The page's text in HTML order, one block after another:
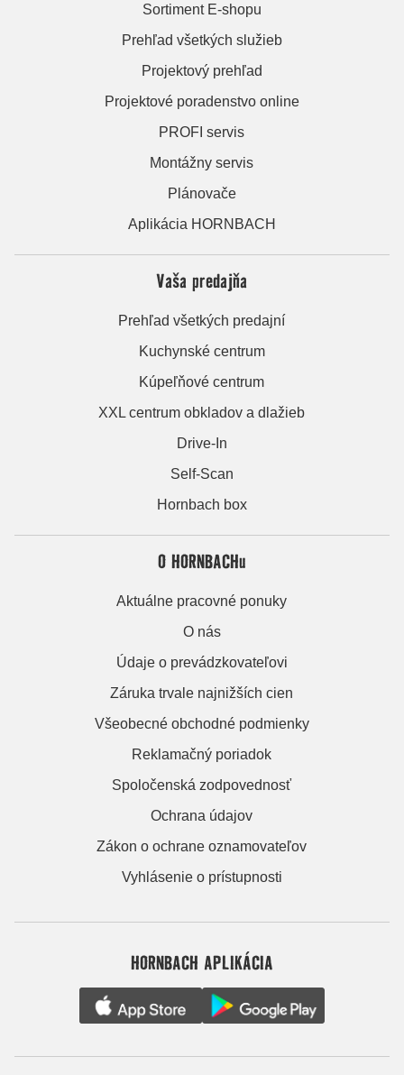
Sortiment E-shopu
Prehľad všetkých služieb
Projektový prehľad
Projektové poradenstvo online
PROFI servis
Montážny servis
Plánovače
Aplikácia HORNBACH
Vaša predajňa
Prehľad všetkých predajní
Kuchynské centrum
Kúpeľňové centrum
XXL centrum obkladov a dlažieb
Drive-In
Self-Scan
Hornbach box
O HORNBACHu
Aktuálne pracovné ponuky
O nás
Údaje o prevádzkovateľovi
Záruka trvale najnižších cien
Všeobecné obchodné podmienky
Reklamačný poriadok
Spoločenská zodpovednosť
Ochrana údajov
Zákon o ochrane oznamovateľov
Vyhlásenie o prístupnosti
HORNBACH APLIKÁCIA